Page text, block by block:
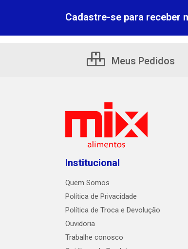
Cadastre-se para receber
Meus Pedidos
Institucional
Quem Somos
Política de Privacidade
Política de Troca e Devolução
Ouvidoria
Trabalhe conosco